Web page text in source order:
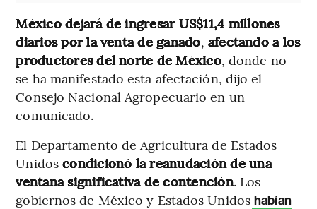
México dejará de ingresar US$11,4 millones
diarios por la venta de ganado, afectando a los
productores del norte de México, donde no
se ha manifestado esta afectación, dijo el
Consejo Nacional Agropecuario en un
comunicado.
El Departamento de Agricultura de Estados
Unidoscondicionó la reanudación de una
ventana significativa de contención. Los
gobiernos de México y Estados Unidos habían